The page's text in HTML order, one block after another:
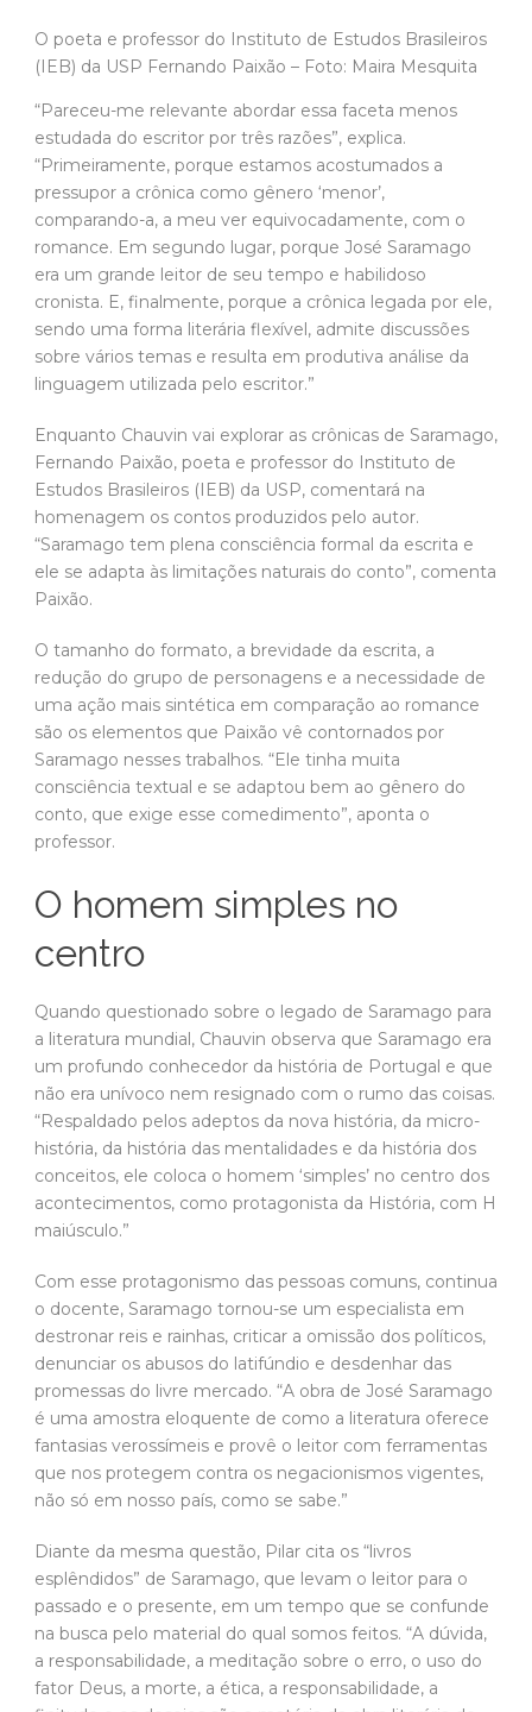
pressupor a crônica como gênero ‘menor’,
comparando-a, a meu ver equivocadamente, com o
era um grande leitor de seu tempo e habilidoso
cronista. E, finalmente, porque a crônica legada por ele,
sendo uma forma literária flexível, admite discussões
sobre vários temas e resulta em produtiva análise da
linguagem utilizada pelo escritor.”
Enquanto Chauvin vai explorar as crônicas de Saramago,
Fernando Paixão, poeta e professor do Instituto de
Estudos Brasileiros (IEB) da USP, comentará na
homenagem os contos produzidos pelo autor.
“Saramago tem plena consciência formal da escrita e
Paixão.
O tamanho do formato, a brevidade da escrita, a
redução do grupo de personagens e a necessidade de
uma ação mais sintética em comparação ao romance
são os elementos que Paixão vê contornados por
Saramago nesses trabalhos. “Ele tinha muita
conto, que exige esse comedimento”, aponta o
professor.
O homem simples no
centro
a literatura mundial, Chauvin observa que Saramago era
um profundo conhecedor da história de Portugal e que
não era unívoco nem resignado com o rumo das coisas.
“Respaldado pelos adeptos da nova história, da micro-
conceitos, ele coloca o homem ‘simples’ no centro dos
acontecimentos, como protagonista da História, com H
maiúsculo.”
Com esse protagonismo das pessoas comuns, continua
o docente, Saramago tornou-se um especialista em
destronar reis e rainhas, criticar a omissão dos políticos,
denunciar os abusos do latifúndio e desdenhar das
promessas do livre mercado. “A obra de José Saramago
fantasias verossímeis e provê o leitor com ferramentas
que nos protegem contra os negacionismos vigentes,
não só em nosso país, como se sabe.”
Diante da mesma questão, Pilar cita os “livros
esplêndidos” de Saramago, que levam o leitor para o
passado e o presente, em um tempo que se confunde
na busca pelo material do qual somos feitos. “A dúvida,
a responsabilidade, a meditação sobre o erro, o uso do
finitude e os desejos são a matéria da obra literária de
José Saramago”, poetiza Pilar. “O seu estilo literário,
belo e poderoso, penetra nos leitores e na consciência
do nosso tempo.”